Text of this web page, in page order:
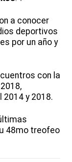
a conocer
deportivos
por un año y
con la
2014 y 2018.
48mo treofeo